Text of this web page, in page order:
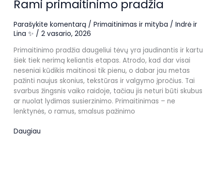
Rami primaitinimo pradžia
Parašykite komentarą / Primaitinimas ir mityba / Indrė ir
Lina ✨ / 2 vasario, 2026
Primaitinimo pradžia daugeliui tėvų yra jaudinantis ir kartu
šiek tiek nerimą keliantis etapas. Atrodo, kad dar visai
neseniai kūdikis maitinosi tik pienu, o dabar jau metas
pažinti naujus skonius, tekstūras ir valgymo įpročius. Tai
svarbus žingsnis vaiko raidoje, tačiau jis neturi būti skubus
ar nuolat lydimas susierzinimo. Primaitinimas – ne
lenktynės, o ramus, smalsus pažinimo
Rami
Daugiau